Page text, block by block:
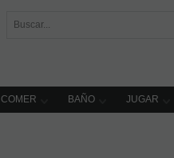
COMER BAÑO JUGAR